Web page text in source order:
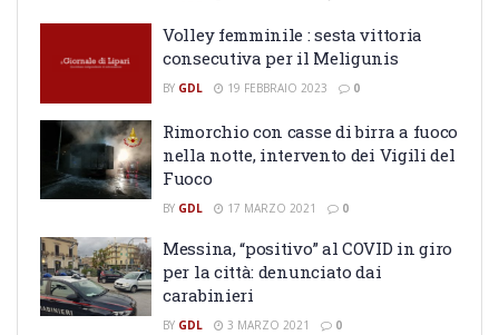
Volley femminile : sesta vittoria
consecutiva per il Meligunis
BY GDL 19 FEBBRAIO 2023 0
Rimorchio con casse di birra a fuoco
nella notte, intervento dei Vigili del
Fuoco
BY GDL 17 MARZO 2021 0
Messina, “positivo” al COVID in giro
per la città: denunciato dai
carabinieri
BY GDL 3 MARZO 2021 0